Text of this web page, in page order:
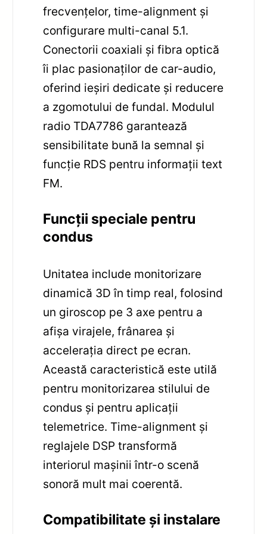
frecvențelor, time-alignment și
configurare multi-canal 5.1.
Conectorii coaxiali și fibra optică
îi plac pasionaților de car-audio,
oferind ieșiri dedicate și reducere
a zgomotului de fundal. Modulul
radio TDA7786 garantează
sensibilitate bună la semnal și
funcție RDS pentru informații text
FM.
Funcții speciale pentru
condus
Unitatea include monitorizare
dinamică 3D în timp real, folosind
un giroscop pe 3 axe pentru a
afișa virajele, frânarea și
accelerația direct pe ecran.
Această caracteristică este utilă
pentru monitorizarea stilului de
condus și pentru aplicații
telemetrice. Time-alignment și
reglajele DSP transformă
interiorul mașinii într-o scenă
sonoră mult mai coerentă.
Compatibilitate și instalare